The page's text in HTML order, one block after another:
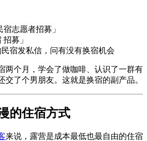
志愿者招募」
募」
宿发私信，问有没有换宿机会
两个月，学会了做咖啡、认识了一群有
交了个男朋友。这就是换宿的副产品。
的住宿方式
来说，露营是成本最低也最自由的住宿